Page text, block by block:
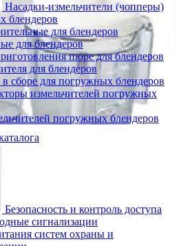
Насадки-измельчители (чопперы)
блендеров
для блендеров
для блендеров
пюре для блендеров
для блендеров
сборе для погружных блендеров
измельчителей погружных
погружных блендеров
Безопасность и контроль доступа
сигнализации
систем охраны и